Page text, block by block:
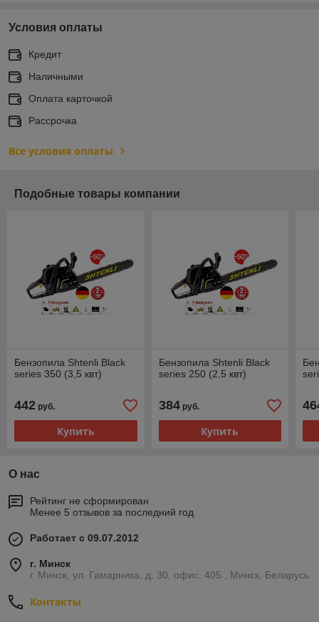
Условия оплаты
Кредит
Наличными
Оплата карточкой
Рассрочка
Все условия оплаты
Подобные товары компании
Бензопила Shtenli Black
series 350 (3,5 квт)
442 руб.
Купить
Бензопила Shtenli Black
series 250 (2,5 квт)
384руб.
Купить
О нас
Рейтинг не сформирован
Менее 5 отзывов за последний год
Работает с 09.07.2012
г. Минск
г. Минск, ул. Гамарника, д. 30, офис. 405 , Минск, Беларусь
Контакты